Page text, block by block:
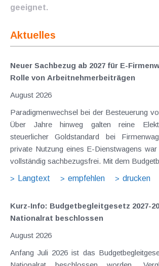
geeignet.
Aktuelles
Neuer Sachbezug ab 2027 für E-
Rolle von Arbeitnehmer​­beiträgen
August 2026
Paradigmenwechsel bei der Besteuerung
Über Jahre hinweg galten reine
steuerlicher Goldstandard bei
private Nutzung eines E-Dienstwagens
vollständig sachbezugsfrei. Mit dem
Langtext
empfehlen drucken
Kurz-Info: Budgetbegleitgesetz 2027-
Nationalrat beschlossen
August 2026
Anfang Juli 2026 ist das